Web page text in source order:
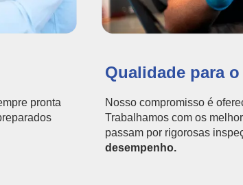
pronta
Qualidade para
Nosso compromisso é
Trabalhamos com os
passam por rigorosas
desempenho.